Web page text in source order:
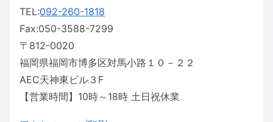
TEL:092-260-1818
Fax:050-3588-7299
〒812-0020
福岡県福岡市博多区対馬小路１０－２２
AEC天神東ビル３F
【営業時間】10時～18時 土日祝休業